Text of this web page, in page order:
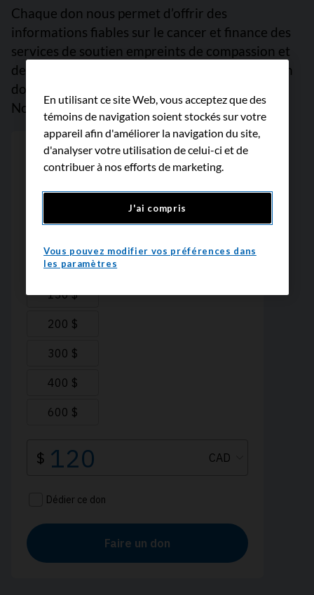
Chaque don nous permet d’offrir des
informations fiables sur le cancer et finance des
services de soutien empreints de compassion et
des projets de recherche prometteurs. Faites un
don dès maintenant, car chaque dollar compte.
Nous vous remercions.
En utilisant ce site Web, vous acceptez que des
témoins de navigation soient stockés sur votre
appareil afin d'améliorer la navigation du site,
d'analyser votre utilisation de celui-ci et de
contribuer à nos efforts de marketing.
J'ai compris
Vous pouvez modifier vos préférences dans
les paramètres